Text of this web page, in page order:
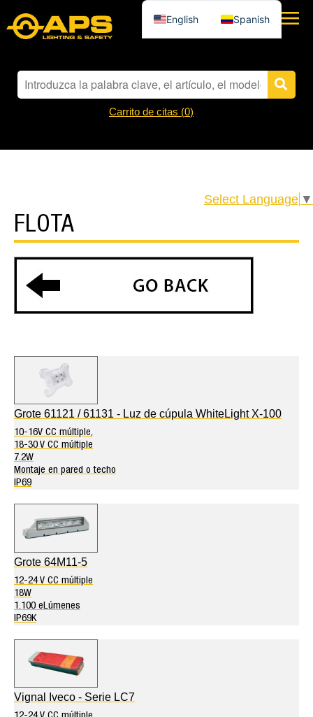
Carrito de citas (0)
Select Language ▼
FLOTA
Grote 61121 / 61131 - Luz de cúpula WhiteLight X-100
10-16V CC múltiple,
18-30 V CC múltiple
7.2W
Montaje en pared o techo
IP69
Grote 64M11-5
12-24 V CC múltiple
18W
1.100 eLúmenes
IP69K
Vignal Iveco - Serie LC7
English Spanish